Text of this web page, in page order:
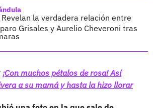
Revelan la verdadera relación entre
Grisales y Aurelio Cheveroni tras
¡Con muchos pétalos de rosa! Así
a su mamá y hasta la hizo llorar